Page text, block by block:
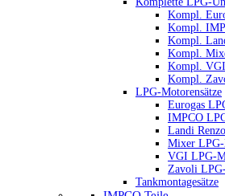
Kompl.
Kompl.
Kompl.
Kompl.
Kompl.
Kompl.
LPG-Motorensätze
Eurogas
IMPCO
Landi
Mixer LPG-
VGI LPG-
Zavoli
Tankmontagesätze